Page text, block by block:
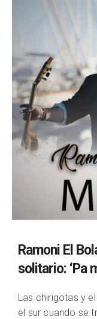
Ramoni El
solitario: ‘Pa
Las chirigotas y
el sur cuando se